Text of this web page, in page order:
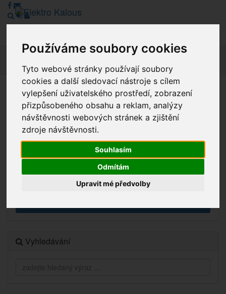
Používáme soubory cookies
Tyto webové stránky používají soubory
cookies a další sledovací nástroje s cílem
vylepšení uživatelského prostředí, zobrazení
přizpůsobeného obsahu a reklam, analýzy
návštěvnosti webových stránek a zjištění
zdroje návštěvnosti.
Souhlasím
Odmítám
Upravit mé předvolby
Vážení zákazníci, v tuto chvíli je Náš internetový obchod v
režimu Katalogu. Objednávky on-line nyní nelze vyřídit.
Děkujeme za pochopení.
Výprodej
Vyhledávání